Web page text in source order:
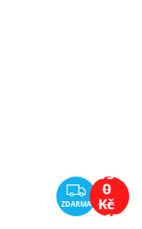
Z
D
ZDARMA
99
0
Kč
–13